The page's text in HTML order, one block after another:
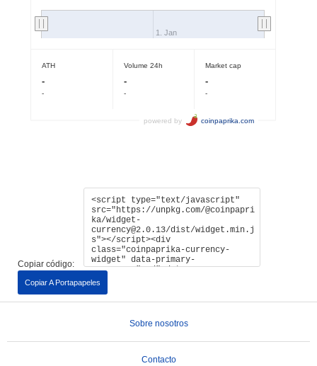
Copiar código:
Copiar A Portapapeles
Sobre nosotros
Contacto